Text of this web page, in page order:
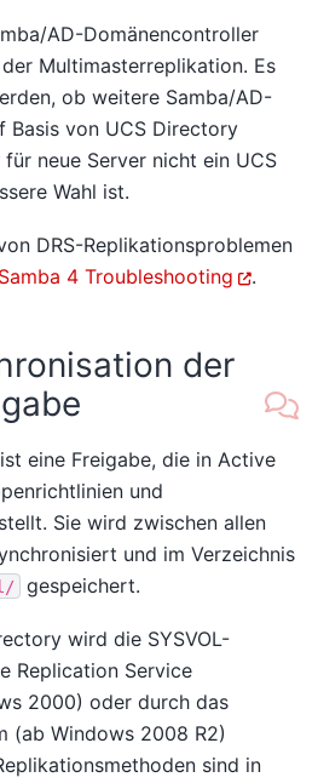
AD-Domänencontroller
Multimasterreplikation. Es
ob weitere Samba/AD-
Basis von UCS Directory
neue Server nicht ein UCS
Wahl ist.
DRS-Replikationsproblemen
4 Troubleshooting .
der
eine Freigabe, die in Active
und
Sie wird zwischen allen
und im Verzeichnis
gespeichert.
wird die SYSVOL-
Replication Service
2000) oder durch das
(ab Windows 2008 R2)
sind in